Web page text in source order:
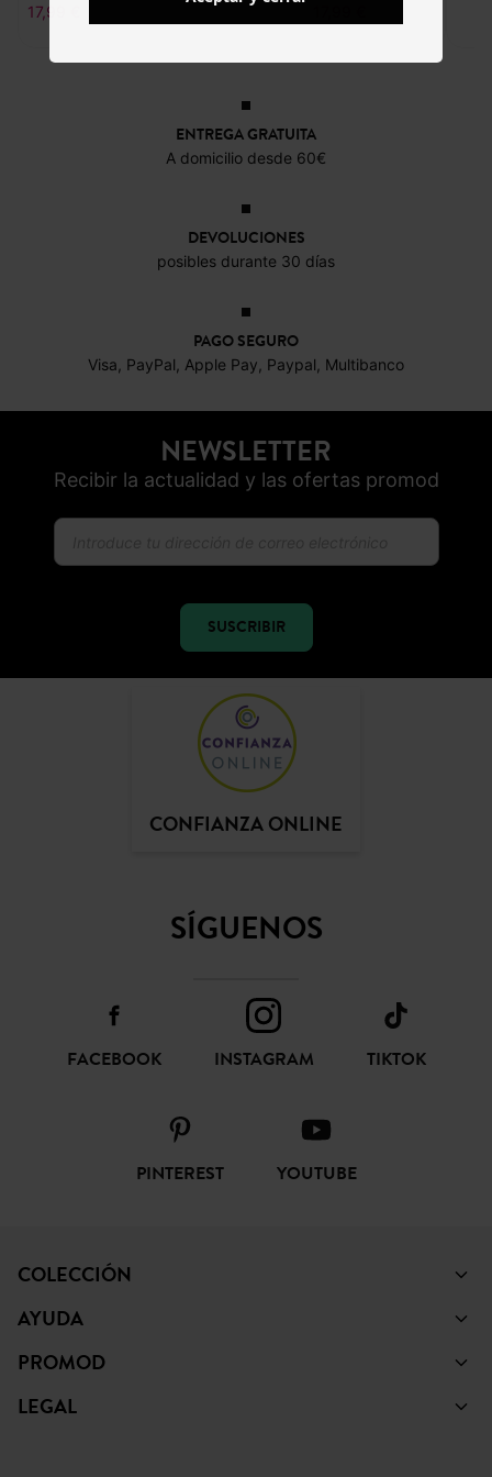
17,99 €
ENTREGA GRATUITA
A domicilio desde 60€
DEVOLUCIONES
posibles durante 30 días
PAGO SEGURO
Visa, PayPal, Apple Pay, Paypal, Multibanco
NEWSLETTER
Recibir la actualidad y las ofertas promod
SUSCRIBIR
CONFIANZA ONLINE
SÍGUENOS
FACEBOOK INSTAGRAM TIKTOK
PINTEREST YOUTUBE
COLECCIÓN
AYUDA
PROMOD
LEGAL